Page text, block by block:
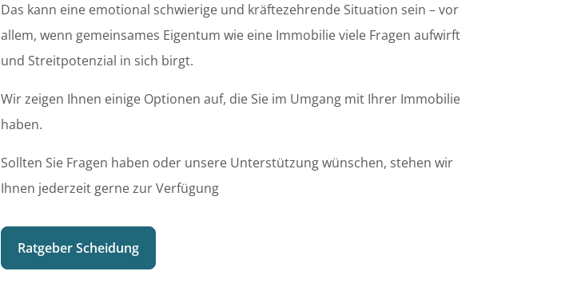
Das kann eine emotional schwierige und kräftezehrende Situation sein – vor
allem, wenn gemeinsames Eigentum wie eine Immobilie viele Fragen aufwirft
und Streitpotenzial in sich birgt.
Wir zeigen Ihnen einige Optionen auf, die Sie im Umgang mit Ihrer Immobilie
haben.
Sollten Sie Fragen haben oder unsere Unterstützung wünschen, stehen wir
Ihnen jederzeit gerne zur Verfügung
Ratgeber Scheidung